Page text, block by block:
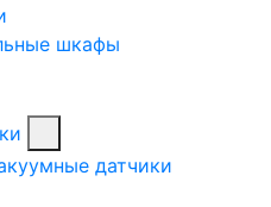
шкафы
датчики